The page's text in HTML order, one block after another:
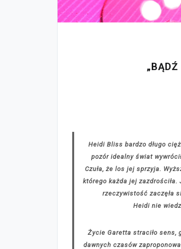
Heidi Bliss bardzo długo
pozór idealny świat
Czuła, że los jej sprzyja.
którego każda jej zazdrościła.
rzeczywistość zaczęła
Heidi nie
Życie Garetta straciło sens,
dawnych czasów